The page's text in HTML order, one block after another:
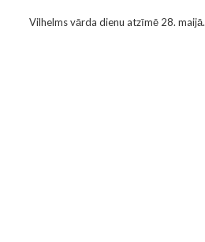
Vilhelms vārda dienu atzīmē 28. maijā.